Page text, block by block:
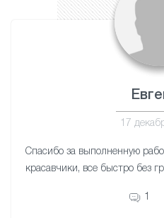
17
Спасибо за выполненную
красавчики, все быстро без
1